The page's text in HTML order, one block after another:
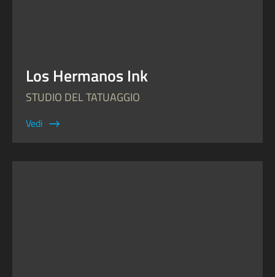
Los Hermanos Ink
STUDIO DEL TATUAGGIO
Vedi